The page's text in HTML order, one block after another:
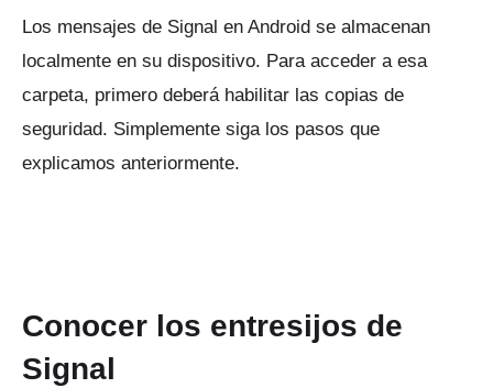
Los mensajes de Signal en Android se almacenan
localmente en su dispositivo. Para acceder a esa
carpeta, primero deberá habilitar las copias de
seguridad. Simplemente siga los pasos que
explicamos anteriormente.
Conocer los entresijos de
Signal